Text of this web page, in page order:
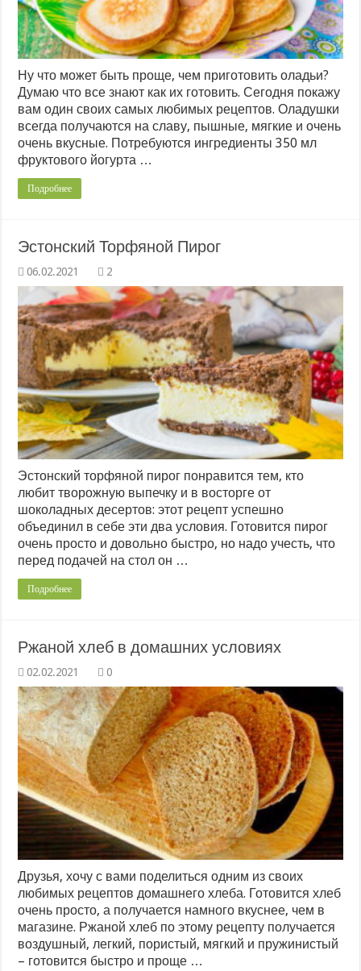
Ну что может быть проще, чем приготовить оладьи?
Думаю что все знают как их готовить. Сегодня покажу
вам один своих самых любимых рецептов. Оладушки
всегда получаются на славу, пышные, мягкие и очень
очень вкусные. Потребуются ингредиенты 350 мл
фруктового йогурта …
Подробнее
Эстонский Торфяной Пирог
2
Эстонский торфяной пирог понравится тем, кто
любит творожную выпечку и в восторге от
шоколадных десертов: этот рецепт успешно
объединил в себе эти два условия. Готовится пирог
очень просто и довольно быстро, но надо учесть, что
перед подачей на стол он …
Подробнее
Ржаной хлеб в домашних условиях
0
Друзья, хочу с вами поделиться одним из своих
любимых рецептов домашнего хлеба. Готовится хлеб
очень просто, а получается намного вкуснее, чем в
магазине. Ржаной хлеб по этому рецепту получается
воздушный, легкий, пористый, мягкий и пружинистый
– готовится быстро и проще …